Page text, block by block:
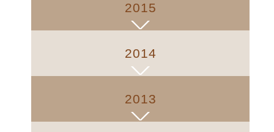
2015
2014
2013